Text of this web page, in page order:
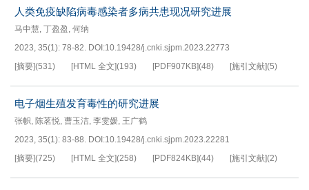
人类免疫缺陷病毒感染者多病共患现况研究进展
马中慧, 丁盈盈 , 何纳
2023, 35(1): 78-82. DOI:10.19428/j.cnki.sjpm.2023.22773
[摘要](531) [HTML 全文](193) [PDF907KB](48) [施引文献](5)
电子烟生殖发育毒性的研究进展
张帜, 陈茗悦, 曹玉洁, 李雯媛, 王广鹤
2023, 35(1): 83-88. DOI:10.19428/j.cnki.sjpm.2023.22281
[摘要](725) [HTML 全文](258) [PDF824KB](44) [施引文献](2)